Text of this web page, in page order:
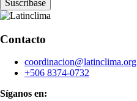
Contacto
coordinacion@latinclima.org
+506 8374-0732
Síganos en: